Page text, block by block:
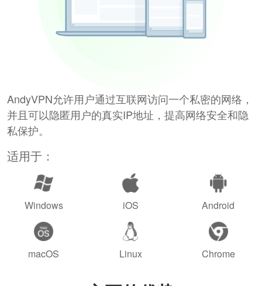
AndyVPN允许用户通过互联网访问一个私密的网络，
并且可以隐匿用户的真实IP地址，提高网络安全和隐
私保护。
适用于：
Windows iOS Android
macOS Linux Chrome